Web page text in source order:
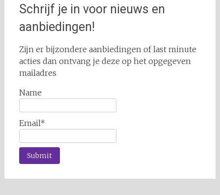
Schrijf je in voor nieuws en
aanbiedingen!
Zijn er bijzondere aanbiedingen of last minute
acties dan ontvang je deze op het opgegeven
mailadres
Name
Email*